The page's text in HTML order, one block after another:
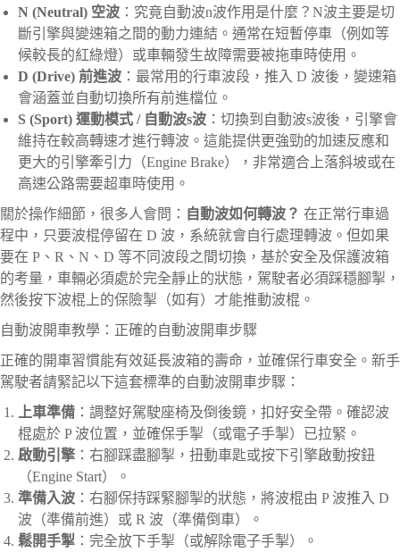
N (Neutral) 空波 ：究竟自動波n波作用是什麼？N波主要是切
斷引擎與變速箱之間的動力連結。通常在短暫停車（例如等
候較長的紅綠燈）或車輛發生故障需要被拖車時使用。
D (Drive) 前進波 ：最常用的行車波段，推入 D 波後，變速箱
會涵蓋並自動切換所有前進檔位。
S (Sport) 運動模式 / 自動波s波 ：切換到自動波s波後，引擎會
維持在較高轉速才進行轉波。這能提供更強勁的加速反應和
更大的引擎牽引力（Engine Brake），非常適合上落斜坡或在
高速公路需要超車時使用。
關於操作細節，很多人會問： 自動波如何轉波？ 在正常行車過
程中，只要波棍停留在 D 波，系統就會自行處理轉波。但如果
要在 P、R、N、D 等不同波段之間切換，基於安全及保護波箱
的考量，車輛必須處於完全靜止的狀態，駕駛者必須踩穩腳掣，
然後按下波棍上的保險掣（如有）才能推動波棍。
自動波開車教學：正確的自動波開車步驟
正確的開車習慣能有效延長波箱的壽命，並確保行車安全。新手
駕駛者請緊記以下這套標準的自動波開車步驟：
上車準備 ：調整好駕駛座椅及倒後鏡，扣好安全帶。確認波
棍處於 P 波位置，並確保手掣（或電子手掣）已拉緊。
啟動引擎 ：右腳踩盡腳掣，扭動車匙或按下引擎啟動按鈕
（Engine Start）。
準備入波 ：右腳保持踩緊腳掣的狀態，將波棍由 P 波推入 D
波（準備前進）或 R 波（準備倒車）。
鬆開手掣 ：完全放下手掣（或解除電子手掣）。